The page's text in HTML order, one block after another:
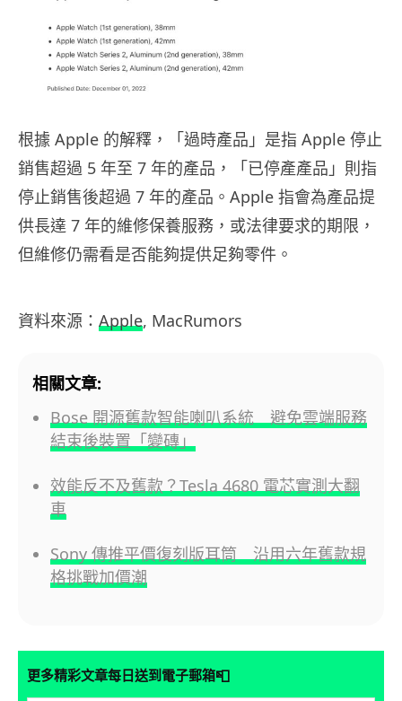
根據 Apple 的解釋，「過時產品」是指 Apple 停止
銷售超過 5 年至 7 年的產品，「已停產產品」則指
停止銷售後超過 7 年的產品。Apple 指會為產品提
供長達 7 年的維修保養服務，或法律要求的期限，
但維修仍需看是否能夠提供足夠零件。
資料來源： Apple, MacRumors
相關文章:
Bose 開源舊款智能喇叭系統 避免雲端服務
結束後裝置「變磚」
效能反不及舊款？Tesla 4680 電芯實測大翻
車
Sony 傳推平價復刻版耳筒 沿用六年舊款規
格挑戰加價潮
更多精彩文章每日送到電子郵箱📮